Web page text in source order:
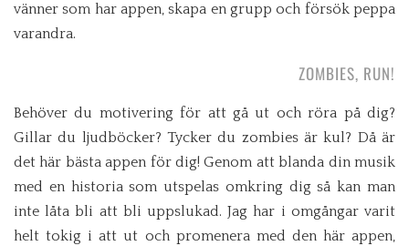
vänner som har appen, skapa en grupp och försök peppa
varandra.
ZOMBIES, RUN!
Behöver du motivering för att gå ut och röra på dig?
Gillar du ljudböcker? Tycker du zombies är kul? Då är
det här bästa appen för dig! Genom att blanda din musik
med en historia som utspelas omkring dig så kan man
inte låta bli att bli uppslukad. Jag har i omgångar varit
helt tokig i att ut och promenera med den här appen,